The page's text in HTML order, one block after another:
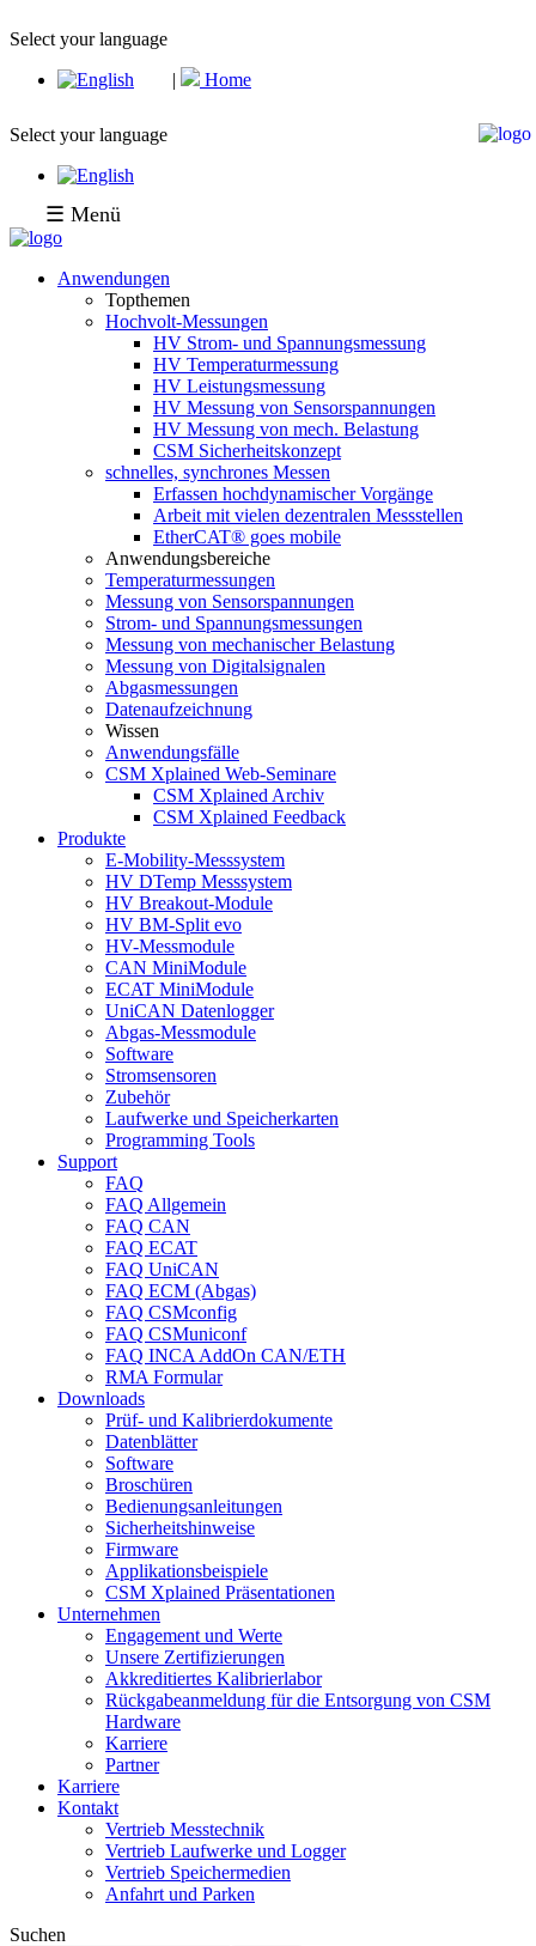
Select your language
|
Home
Select your language
☰ Menü
Anwendungen
Topthemen
Hochvolt-Messungen
HV Strom- und Spannungsmessung
HV Temperaturmessung
HV Leistungsmessung
HV Messung von Sensorspannungen
HV Messung von mech. Belastung
CSM Sicherheitskonzept
schnelles, synchrones Messen
Erfassen hochdynamischer Vorgänge
Arbeit mit vielen dezentralen Messstellen
EtherCAT® goes mobile
Anwendungsbereiche
Temperaturmessungen
Messung von Sensorspannungen
Strom- und Spannungsmessungen
Messung von mechanischer Belastung
Messung von Digitalsignalen
Abgasmessungen
Datenaufzeichnung
Wissen
Anwendungsfälle
CSM Xplained Web-Seminare
CSM Xplained Archiv
CSM Xplained Feedback
Produkte
E-Mobility-Messsystem
HV DTemp Messsystem
HV Breakout-Module
HV BM-Split evo
HV-Messmodule
CAN MiniModule
ECAT MiniModule
UniCAN Datenlogger
Abgas-Messmodule
Software
Stromsensoren
Zubehör
Laufwerke und Speicherkarten
Programming Tools
Support
FAQ
FAQ Allgemein
FAQ CAN
FAQ ECAT
FAQ UniCAN
FAQ ECM (Abgas)
FAQ CSMconfig
FAQ CSMuniconf
FAQ INCA AddOn CAN/ETH
RMA Formular
Downloads
Prüf- und Kalibrierdokumente
Datenblätter
Software
Broschüren
Bedienungsanleitungen
Sicherheitshinweise
Firmware
Applikationsbeispiele
CSM Xplained Präsentationen
Unternehmen
Engagement und Werte
Unsere Zertifizierungen
Akkreditiertes Kalibrierlabor
Rückgabeanmeldung für die Entsorgung von CSM
Hardware
Karriere
Partner
Karriere
Kontakt
Vertrieb Messtechnik
Vertrieb Laufwerke und Logger
Vertrieb Speichermedien
Anfahrt und Parken
Suchen